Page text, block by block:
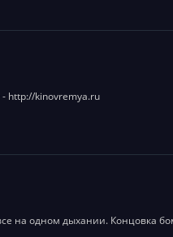
- http://kinovremya.ru
на одном дыхании. Концовка